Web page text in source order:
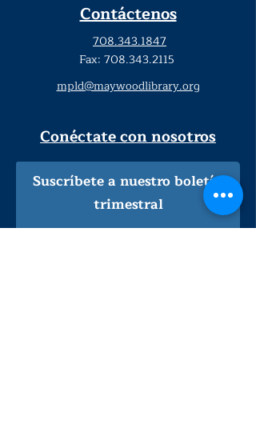
Contáctenos
708.343.1847
Fax: 708.343.2115
mpld@maywoodlibrary.org
Conéctate con nosotros
Suscríbete a nuestro boletín
trimestral